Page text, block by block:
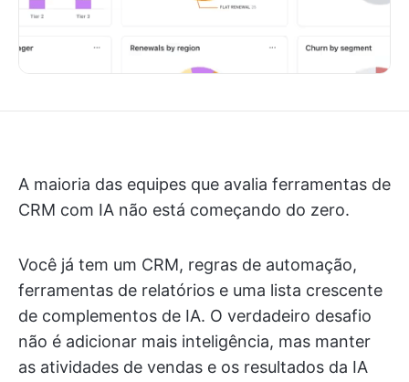
A maioria das equipes que avalia ferramentas de
CRM com IA não está começando do zero.
Você já tem um CRM, regras de automação,
ferramentas de relatórios e uma lista crescente
de complementos de IA. O verdadeiro desafio
não é adicionar mais inteligência, mas manter
as atividades de vendas e os resultados da IA